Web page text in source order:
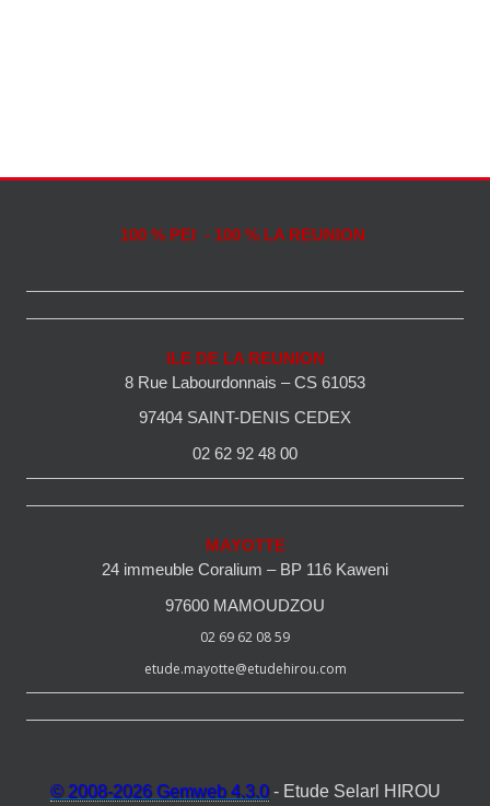
100 % PEI - 100 % LA REUNION
ILE DE LA REUNION
8 Rue Labourdonnais – CS 61053
97404 SAINT-DENIS CEDEX
02 62 92 48 00
MAYOTTE
24 immeuble Coralium – BP 116 Kaweni
97600 MAMOUDZOU
02 69 62 08 59
etude.mayotte@etudehirou.com
© 2008-2026 Gemweb 4.3.0- Etude Selarl HIROU